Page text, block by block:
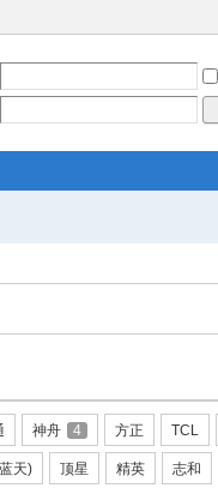
神舟 4 方正 TCL
天) 顶星 精英 志和